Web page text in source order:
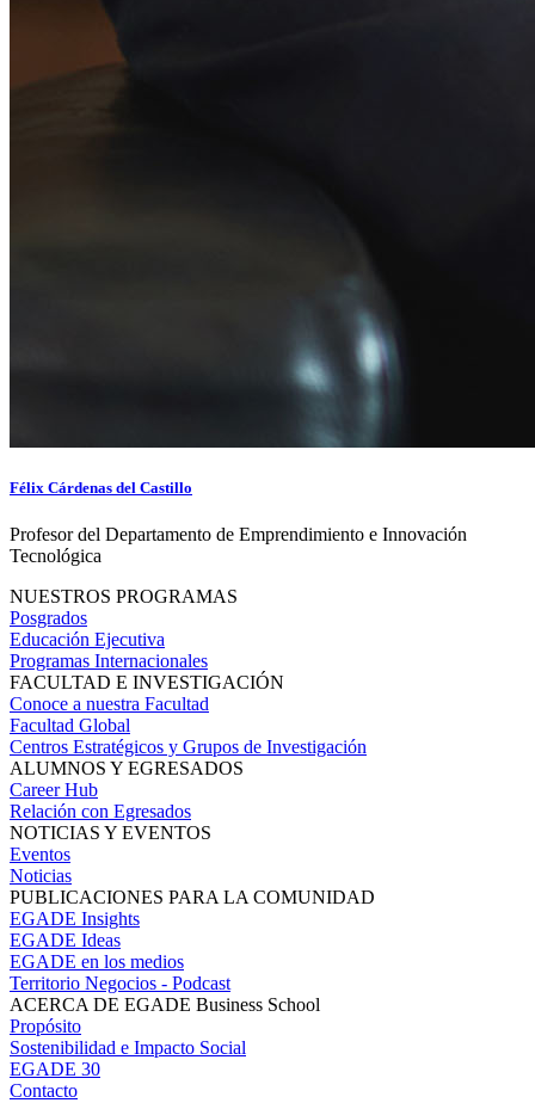
Félix Cárdenas del Castillo
Profesor del Departamento de Emprendimiento e Innovación
Tecnológica
NUESTROS PROGRAMAS
Posgrados
Educación Ejecutiva
Programas Internacionales
FACULTAD E INVESTIGACIÓN
Conoce a nuestra Facultad
Facultad Global
Centros Estratégicos y Grupos de Investigación
ALUMNOS Y EGRESADOS
Career Hub
Relación con Egresados
NOTICIAS Y EVENTOS
Eventos
Noticias
PUBLICACIONES PARA LA COMUNIDAD
EGADE Insights
EGADE Ideas
EGADE en los medios
Territorio Negocios - Podcast
ACERCA DE EGADE Business School
Propósito
Sostenibilidad e Impacto Social
EGADE 30
Contacto